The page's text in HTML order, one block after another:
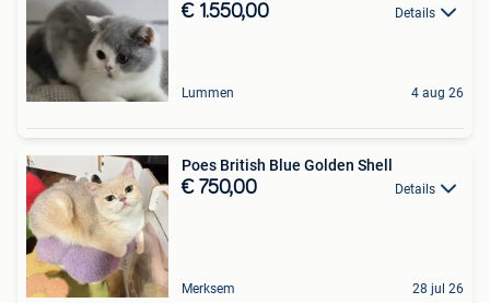
€ 1.550,00 Details
Lummen 4 aug 26
Poes British Blue Golden Shell
€ 750,00 Details
Merksem 28 jul 26